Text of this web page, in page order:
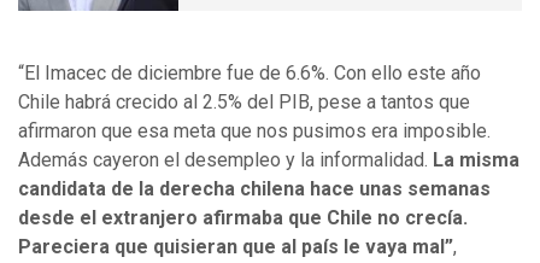
“El Imacec de diciembre fue de 6.6%. Con ello este año
Chile habrá crecido al 2.5% del PIB, pese a tantos que
afirmaron que esa meta que nos pusimos era imposible.
Además cayeron el desempleo y la informalidad. La misma
candidata de la derecha chilena hace unas semanas
desde el extranjero afirmaba que Chile no crecía.
Pareciera que quisieran que al país le vaya mal”,